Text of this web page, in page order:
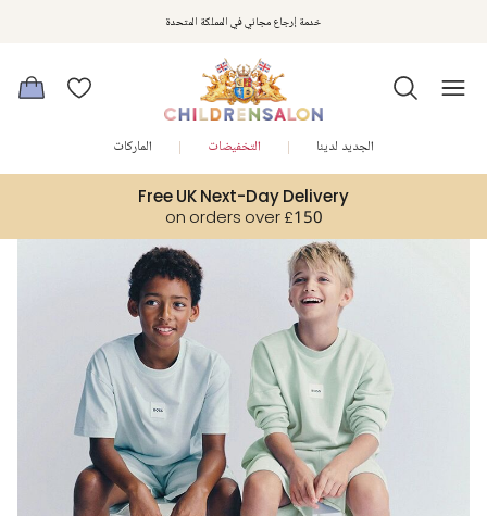
استمتعوا بخصم 10% على طلبيتكم الأولى كهدية ترحيب. سجلوا من هناخدمة إرجاع مجاني في المملكة المتحدة
Free UK Next-Day Delivery
on orders over £150
الجديد لدينا التخفيضات الماركات